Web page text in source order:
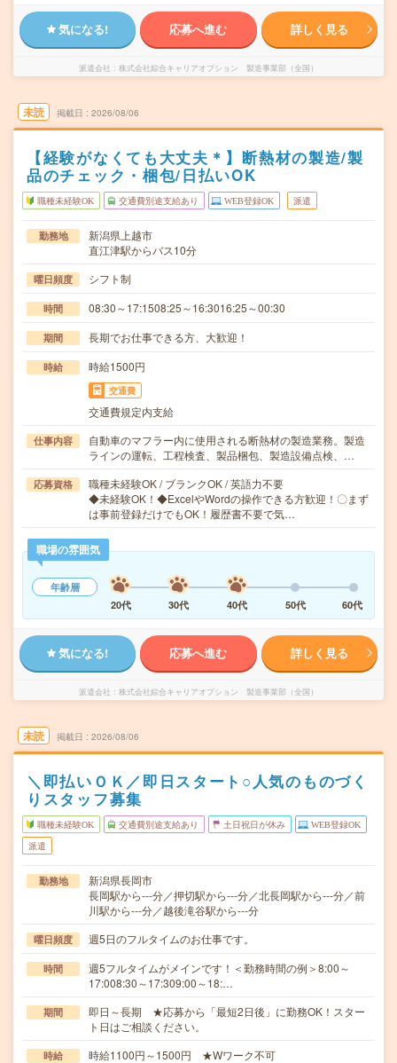
気になる! 応募へ進む 詳しく見る
派遣会社 株式会社綜合キャリアオプション 製造事業部（全国）
未読 掲載日 2026/08/06
【経験がなくても大丈夫＊】断熱材の製造/製
品のチェック・梱包/日払いOK
職種未経験OK 交通費別途支給あり WEB登録OK 派遣
勤務地
新潟県上越市
直江津駅からバス10分
曜日頻度 シフト制
時間 08:30～17:1508:25～16:3016:25～00:30
期間 長期でお仕事できる方、大歓迎！
時給 時給1500円
交通費
交通費規定内支給
仕事内容
自動車のマフラー内に使用される断熱材の製造業務。製造
ラインの運転、工程検査、製品梱包、製造設備点検、…
応募資格
職種未経験OK / ブランクOK / 英語力不要
◆未経験OK！◆ExcelやWordの操作できる方歓迎！〇まず
は事前登録だけでもOK！履歴書不要で気…
職場の雰囲気
年齢層
20代
30代 40代 50代 60代
気になる! 応募へ進む 詳しく見る
派遣会社 株式会社綜合キャリアオプション 製造事業部（全国）
未読 掲載日 2026/08/06
＼即払いＯＫ／即日スタート○人気のものづく
りスタッフ募集
職種未経験OK 交通費別途支給あり 土日祝日が休み WEB登録OK
派遣
勤務地
新潟県長岡市
長岡駅から---分／押切駅から---分／北長岡駅から---分／前
川駅から---分／越後滝谷駅から---分
曜日頻度 週5日のフルタイムのお仕事です。
時間
週5フルタイムがメインです！＜勤務時間の例＞8:00～
17:008:30～17:309:00～18:…
期間
即日～長期 ★応募から「最短2日後」に勤務OK！スター
ト日はご相談ください。
時給 時給1100円～1500円 ★Wワーク不可